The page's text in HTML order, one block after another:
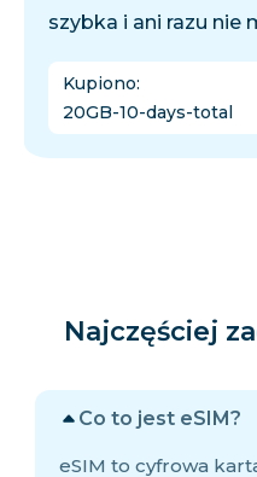
szybka i ani razu nie
Kupiono:
20GB-10-days-total
Najczęściej
Co to jest eSIM?
eSIM to cyfrowa